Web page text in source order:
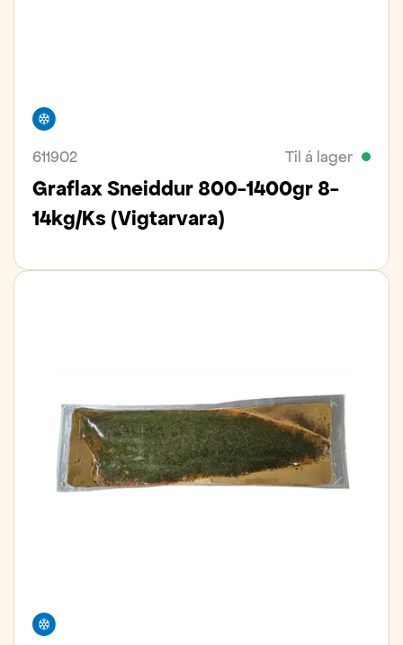
611902 Til á lager
Graflax Sneiddur 800-1400gr 8-
14kg/ks (vigtarvara)